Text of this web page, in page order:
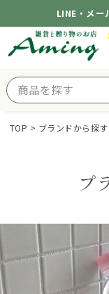
LINE・メー
TOP ブランドから探す
プ